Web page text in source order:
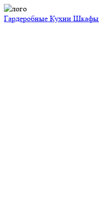
Гардеробные Кухни Шкафы